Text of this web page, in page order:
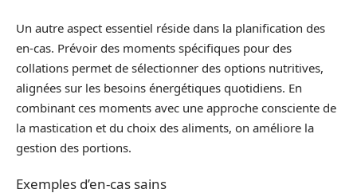
Un autre aspect essentiel réside dans la planification des
en-cas. Prévoir des moments spécifiques pour des
collations permet de sélectionner des options nutritives,
alignées sur les besoins énergétiques quotidiens. En
combinant ces moments avec une approche consciente de
la mastication et du choix des aliments, on améliore la
gestion des portions.
Exemples d’en-cas sains